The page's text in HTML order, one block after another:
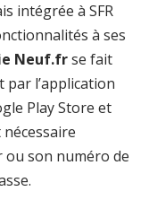
intégrée à SFR
à ses
Neuf.frse fait
par l’application
Play Store et
ou son numéro de